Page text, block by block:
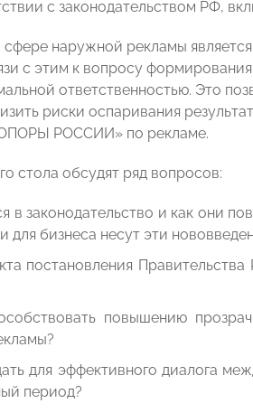
с законодательством РФ,
наружной рекламы
с этим к вопросу
ответственностью. Это
риски оспаривания
РОССИИ» по рекламе.
стола обсудят ряд вопросов:
в законодательство и как они
бизнеса несут эти
постановления
повышению
для эффективного диалога
период?